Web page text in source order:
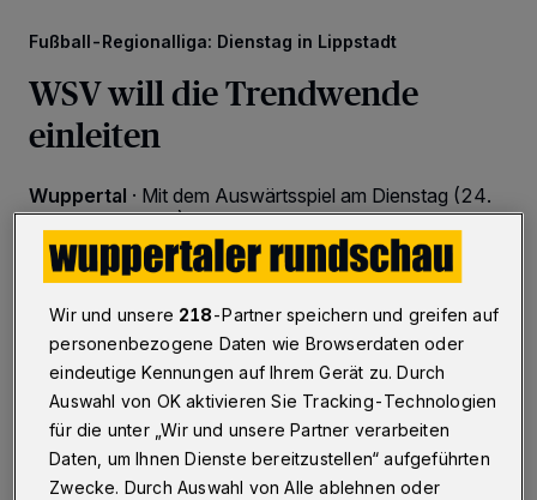
Fußball-Regionalliga: Dienstag in Lippstadt
WSV will die Trendwende
einleiten
Wuppertal · Mit dem Auswärtsspiel am Dienstag (24.
September 2019) um 19.30 Uhr beim SV Lippstadt
startet der Fußball-Regionalligist Wuppertaler SV in
eine Serie von drei richtungweisenden Partien. Es
Konkurrenten Bonner SC (28. September, Stadion am
Zoo) und beim FC Schalke 04 II (5. Oktober,
Mondpalast-Arena Herne).
22.09.2019 , 15:48 Uhr 2 Minuten Lesezeit
Wir und unsere 218-Partner speichern und greifen auf
personenbezogene Daten wie Browserdaten oder
eindeutige Kennungen auf Ihrem Gerät zu. Durch
Auswahl von OK aktivieren Sie Tracking-Technologien
für die unter „Wir und unsere Partner verarbeiten
Daten, um Ihnen Dienste bereitzustellen“ aufgeführten
Zwecke. Durch Auswahl von Alle ablehnen oder